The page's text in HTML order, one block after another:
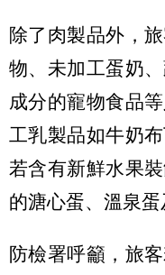
除了肉製品外，
物、未加工蛋奶
成分的寵物食品
工乳製品如牛奶
若含有新鮮水果
的溏心蛋、溫泉蛋
防檢署呼籲，旅